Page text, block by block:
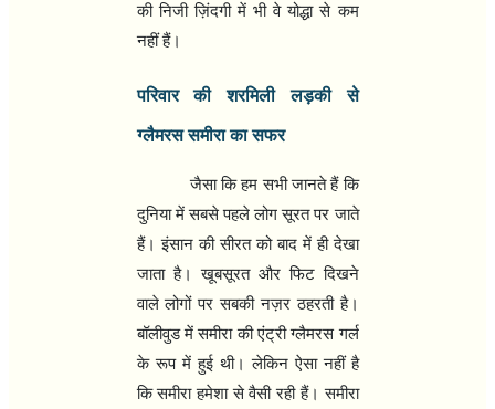
की निजी ज़िंदगी में भी वे योद्धा से कम
नहीं हैं।
परिवार की शरमिली लड़की से
ग्लैमरस समीरा का सफर
जैसा कि हम सभी जानते हैं कि
दुनिया में सबसे पहले लोग सूरत पर जाते
हैं। इंसान की सीरत को बाद में ही देखा
जाता है। खूबसूरत और फिट दिखने
वाले लोगों पर सबकी नज़र ठहरती है।
बॉलीवुड में समीरा की एंट्री ग्लैमरस गर्ल
के रूप में हुई थी। लेकिन ऐसा नहीं है
कि समीरा हमेशा से वैसी रही हैं। समीरा